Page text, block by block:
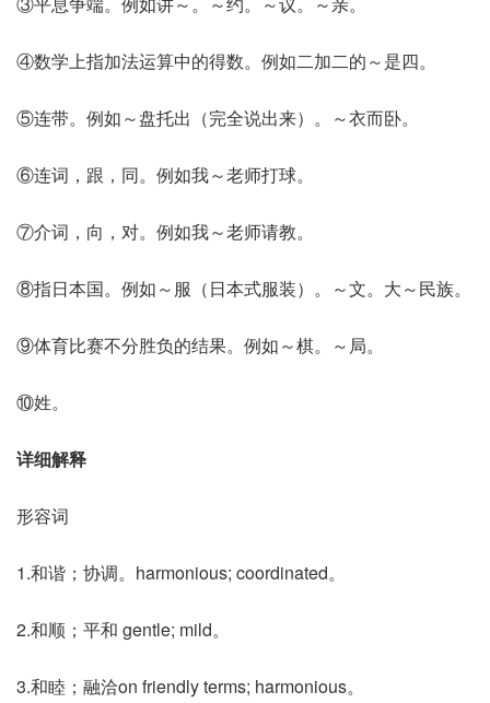
④数学上指加法运算中的得数。例如二加二的～是四。
⑤连带。例如～盘托出（完全说出来）。～衣而卧。
⑥连词，跟，同。例如我～老师打球。
⑦介词，向，对。例如我～老师请教。
⑧指日本国。例如～服（日本式服装）。～文。大～民族。
⑨体育比赛不分胜负的结果。例如～棋。～局。
⑩姓。
详细解释
形容词
1.和谐；协调。harmonious; coordinated。
2.和顺；平和 gentle; mild。
3.和睦；融洽on friendly terms; harmonious。